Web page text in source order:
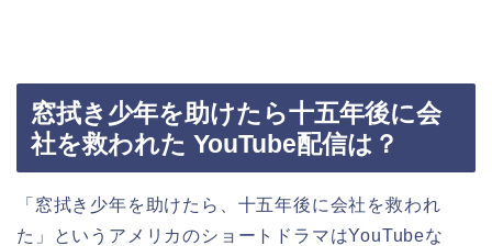
窓拭き少年を助けたら十五年後に会
社を救われた YouTube配信は？
「窓拭き少年を助けたら、十五年後に会社を救われ
た」というアメリカのショートドラマはYouTubeな